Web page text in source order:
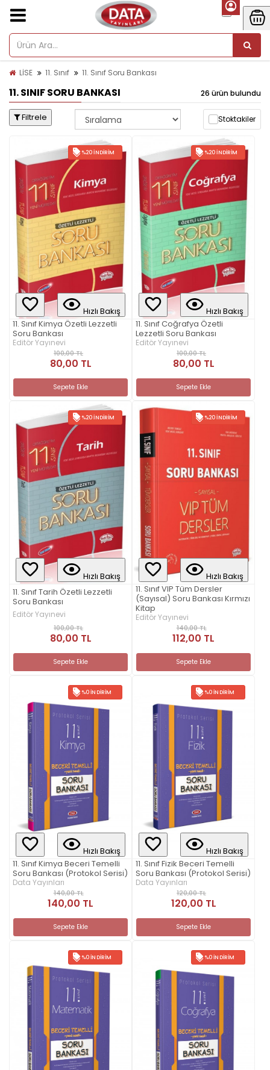
LİSE 11. Sınıf 11. Sınıf Soru Bankası
11. SINIF SORU BANKASI 26 ürün bulundu
Filtrele Stoktakiler
%20 İNDIRIM
Hızlı Bakış
11. Sınıf Kimya Özetli Lezzetli
Soru Bankası
Editör Yayınevi
100,00 TL
80,00 TL
Sepete Ekle
%20 İNDIRIM
Hızlı Bakış
11. Sınıf Coğrafya Özetli
Lezzetli Soru Bankası
Editör Yayınevi
100,00 TL
80,00 TL
Sepete Ekle
%20 İNDIRIM
Hızlı Bakış
11. Sınıf Tarih Özetli Lezzetli
Soru Bankası
Editör Yayınevi
100,00 TL
80,00 TL
Sepete Ekle
%20 İNDIRIM
Hızlı Bakış
11. Sınıf VIP Tüm Dersler
(Sayısal) Soru Bankası Kırmızı
Kitap
Editör Yayınevi
140,00 TL
112,00 TL
Sepete Ekle
%0 İNDIRIM
Hızlı Bakış
11. Sınıf Kimya Beceri Temelli
Soru Bankası (Protokol Serisi)
Data Yayınları
140,00 TL
140,00 TL
Sepete Ekle
%0 İNDIRIM
Hızlı Bakış
11. Sınıf Fizik Beceri Temelli
Soru Bankası (Protokol Serisi)
Data Yayınları
120,00 TL
120,00 TL
Sepete Ekle
%0 İNDIRIM %0 İNDIRIM